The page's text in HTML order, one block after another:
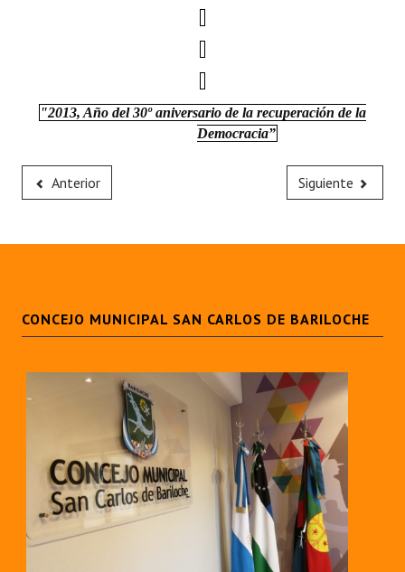
"2013, Año del 30º aniversario de la recuperación de la
Democracia”
Anterior Siguiente
CONCEJO MUNICIPAL SAN CARLOS DE BARILOCHE